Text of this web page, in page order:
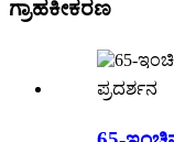
ಗ್ರಾಹಕೀಕರಣ